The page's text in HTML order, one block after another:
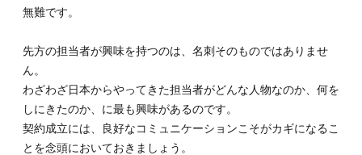
無難です。
先方の担当者が興味を持つのは、名刺そのものではありませ
ん。
わざわざ日本からやってきた担当者がどんな人物なのか、何を
しにきたのか、に最も興味があるのです。
契約成立には、良好なコミュニケーションこそがカギになるこ
とを念頭においておきましょう。